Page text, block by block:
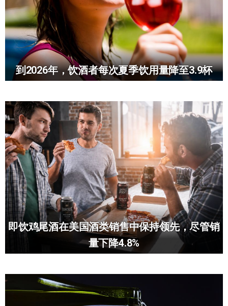
到2026年，饮酒者每次夏季饮用量降至3.9杯
即饮鸡尾酒在美国酒类销售中保持领先，尽管销
量下降4.8%